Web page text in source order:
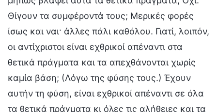
Θίγουν τα συμφέροντά τους; Μερικές φορές
ίσως και ναι· άλλες πάλι καθόλου. Γιατί, λοιπόν,
οι αντίχριστοι είναι εχθρικοί απέναντι στα
θετικά πράγματα και τα απεχθάνονται χωρίς
καμία βάση; (Λόγω της φύσης τους.) Έχουν
αυτήν τη φύση, είναι εχθρικοί απέναντι σε όλα
τα θετικά πράγματα κι όλες τις αλήθειες και τα